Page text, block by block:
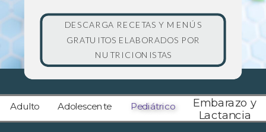
Adulto Adolescente Pediátrico
Embarazo y
Lactancia
DESCARGA RECETAS Y MENÚS
GRATUITOS ELABORADOS POR
NUTRICIONISTAS